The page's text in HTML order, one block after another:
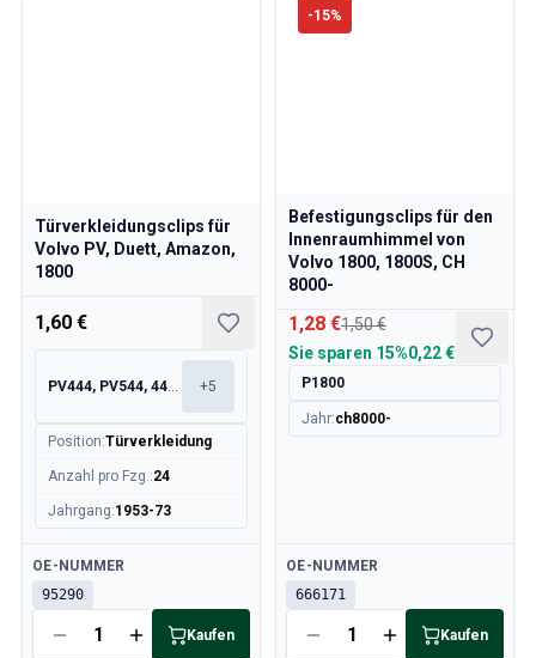
Türverkleidungsclips für
Volvo PV, Duett, Amazon,
1800
1,60 €
PV444, PV544, 445, 210 +5
Position:Türverkleidung
Anzahl pro Fzg.:24
Jahrgang:1953-73
Verfügbar
OE-NUMMER
95290
Kaufen
-15%
Befestigungsclips für den
Innenraumhimmel von
Volvo 1800, 1800S, CH
8000-
1,28 €1,50 €
Sie sparen 15%0,22 €
P1800
Jahr:ch8000-
Verfügbar
OE-NUMMER
666171
Kaufen